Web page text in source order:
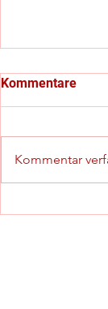
Kommentare
Kommentar